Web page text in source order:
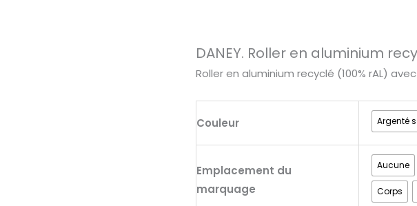
DANEY. Roller en aluminium
Roller en aluminium recyclé (100% rAL)
Couleur Argenté
Emplacement du
marquage
Aucune
Corps
quantité
Roller
en
(100%
ral)